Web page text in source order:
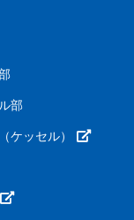
部
ケッセル）